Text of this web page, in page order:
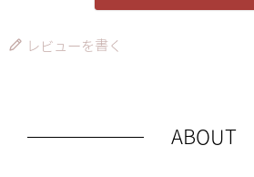
レビューを書く
ABOUT